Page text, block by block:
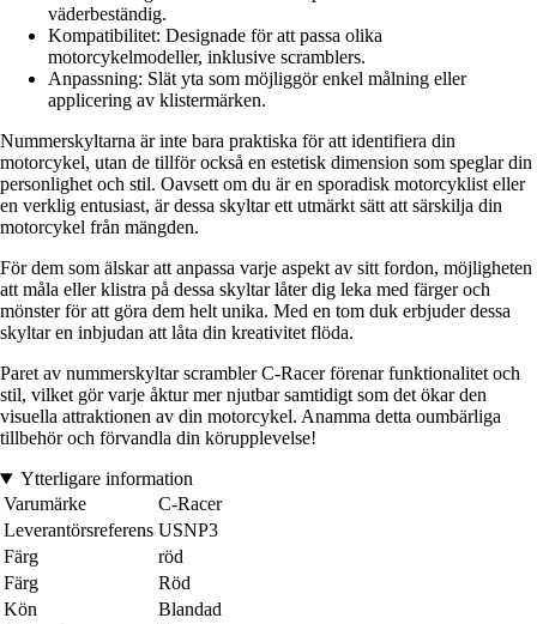
väderbeständig.
Kompatibilitet: Designade för att passa olika
motorcykelmodeller, inklusive scramblers.
Anpassning: Slät yta som möjliggör enkel målning eller
applicering av klistermärken.
Nummerskyltarna är inte bara praktiska för att identifiera din
motorcykel, utan de tillför också en estetisk dimension som speglar din
personlighet och stil. Oavsett om du är en sporadisk motorcyklist eller
en verklig entusiast, är dessa skyltar ett utmärkt sätt att särskilja din
motorcykel från mängden.
För dem som älskar att anpassa varje aspekt av sitt fordon, möjligheten
att måla eller klistra på dessa skyltar låter dig leka med färger och
mönster för att göra dem helt unika. Med en tom duk erbjuder dessa
skyltar en inbjudan att låta din kreativitet flöda.
Paret av nummerskyltar scrambler C-Racer förenar funktionalitet och
stil, vilket gör varje åktur mer njutbar samtidigt som det ökar den
visuella attraktionen av din motorcykel. Anamma detta oumbärliga
tillbehör och förvandla din körupplevelse!
Ytterligare information
Varumärke
C-Racer
Leverantörsreferens USNP3
Färg
röd
Färg
Röd
Kön
Blandad